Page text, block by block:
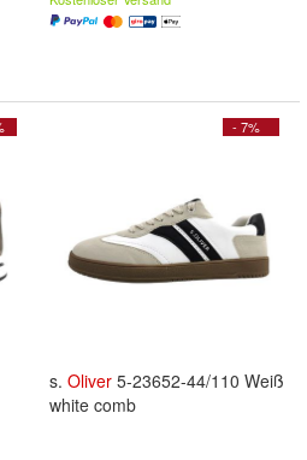
- 7%
s. Oliver 5-23652-44/110 Weiß
white comb